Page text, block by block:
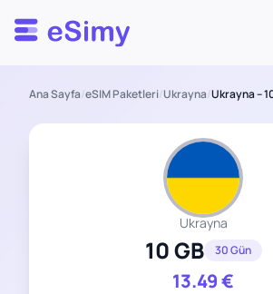
Esimy
Ana Sayfa/eSIM Paketleri/Ukrayna/Ukrayna –
Ukrayna
10 GB 30 Gün
13.49€